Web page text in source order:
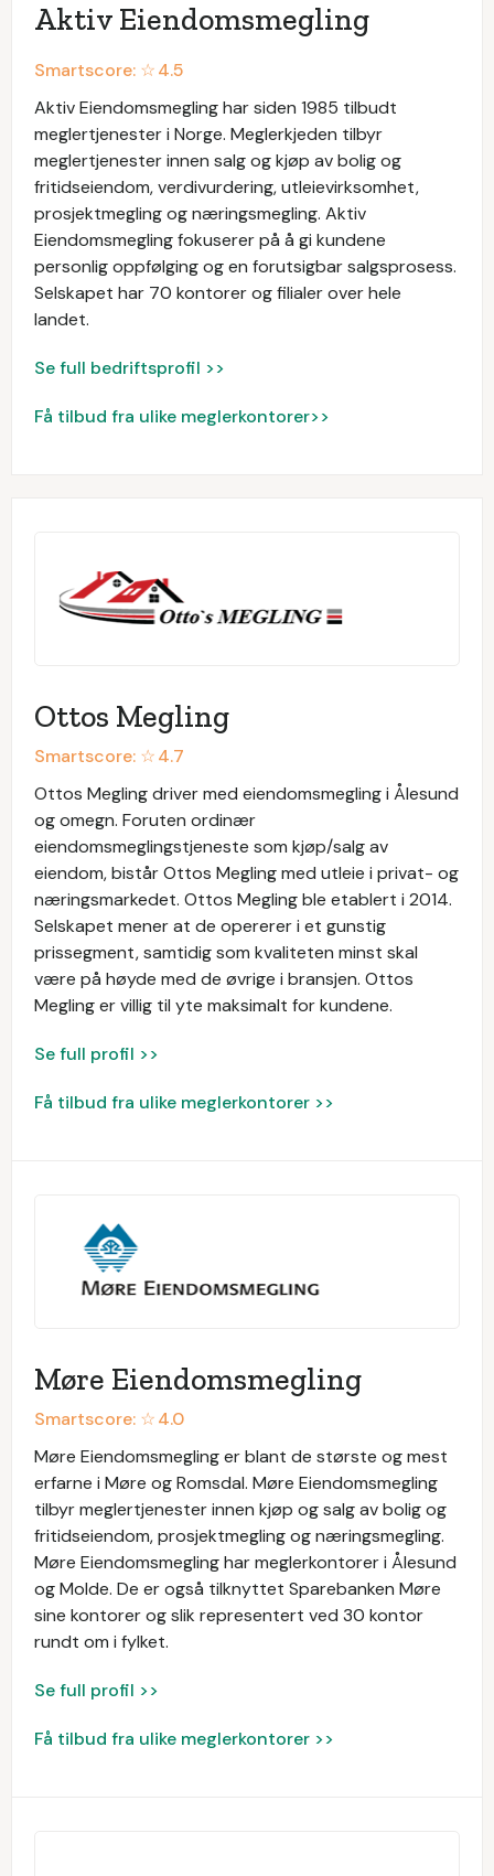
Aktiv Eiendomsmegling
Smartscore: ☆4.5
Aktiv Eiendomsmegling har siden 1985 tilbudt
meglertjenester i Norge. Meglerkjeden tilbyr
meglertjenester innen salg og kjøp av bolig og
fritidseiendom, verdivurdering, utleievirksomhet,
prosjektmegling og næringsmegling. Aktiv
Eiendomsmegling fokuserer på å gi kundene
personlig oppfølging og en forutsigbar salgsprosess.
Selskapet har 70 kontorer og filialer over hele
landet.
Se full bedriftsprofil >>
Få tilbud fra ulike meglerkontorer>>
Ottos Megling
Smartscore: ☆4.7
Ottos Megling driver med eiendomsmegling i Ålesund
og omegn. Foruten ordinær
eiendomsmeglingstjeneste som kjøp/salg av
eiendom, bistår Ottos Megling med utleie i privat- og
næringsmarkedet. Ottos Megling ble etablert i 2014.
Selskapet mener at de opererer i et gunstig
prissegment, samtidig som kvaliteten minst skal
være på høyde med de øvrige i bransjen. Ottos
Megling er villig til yte maksimalt for kundene.
Se full profil >>
Få tilbud fra ulike meglerkontorer >>
Møre Eiendomsmegling
Smartscore: ☆4.0
Møre Eiendomsmegling er blant de største og mest
erfarne i Møre og Romsdal. Møre Eiendomsmegling
tilbyr meglertjenester innen kjøp og salg av bolig og
fritidseiendom, prosjektmegling og næringsmegling.
Møre Eiendomsmegling har meglerkontorer i Ålesund
og Molde. De er også tilknyttet Sparebanken Møre
sine kontorer og slik representert ved 30 kontor
rundt om i fylket.
Se full profil >>
Få tilbud fra ulike meglerkontorer >>